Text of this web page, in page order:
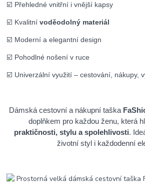
☑️ Přehledné vnitřní i vnější kapsy
☑️ Kvalitnívoděodolný materiál
☑️ Moderní a elegantní design
☑️ Pohodlné nošení v ruce
☑️ Univerzální využití – cestování, nákupy,
Dámská cestovní a nákupní taška
doplňkem pro každou ženu, která
praktičnosti, stylu a spolehlivosti.
životní styl i každodenní